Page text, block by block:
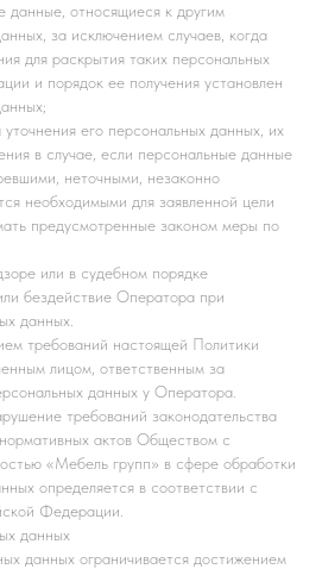
данные, относящиеся к другим
за исключением случаев, когда
для раскрытия таких персональных
и порядок ее получения установлен
его персональных данных, их
в случае, если персональные данные
неточными, незаконно
необходимыми для заявленной цели
предусмотренные законом меры по
или в судебном порядке
бездействие Оператора при
данных.
требований настоящей Политики
лицом, ответственным за
данных у Оператора.
требований законодательства
актов Обществом с
«Мебель групп» в сфере обработки
определяется в соответствии с
Федерации.
данных
данных ограничивается достижением